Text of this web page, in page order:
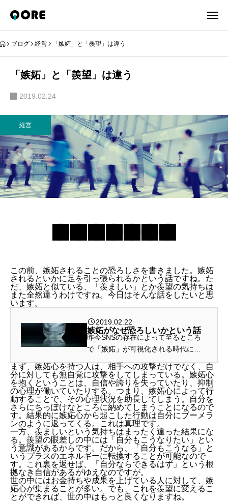
ブログ 経営 「嫉妬」と「羨望」は違う
「嫉妬」と「羨望」は違う
2019.02.24
経営
この前、嫉妬されることの恐ろしさを書きました。嫉妬
されるといかに足を引っ張られるかという話ですね。た
だ、嫉妬と似ている、「羨ましい」とか羨望の気持ちは
また全然違うわけですね。今日はそんな話をしたいと思
います。
2019.02.22
嫉妬がなぜ恐ろしいかという話
昨今SNSの存在によって至るところ
で「嫉妬」が可視化される時代にな
ったと私は思っているわけですが、
嫉妬によって没落していく人も多く
目にするわけです。というわけで、
現代の嫉妬の構造や嫉妬されること
の恐ろ...
まず、嫉妬心を持つ人は、相手への攻撃だけでなく、自
分に対しても無自覚に攻撃をしてしまっている。嫉妬心
を抱くということは、自信や誇りを失っていたり、抑制
の心理が働いていたりする。つまり、嫉妬心によって行
動することで、その心理状況を助長してしまう。自分を
さらにちっぽけなところに納めてしまうことになるので
す。結果的に嫉妬心から起こした行動は自分にブーメラ
ンのように返ってくる。これは真理です。
一方、羨ましいという気持ちはまったく違った結果にな
る。羨望の眼差しの中には「自分もこうなりたい」とい
う意識があるからです。だから、「自分もこうなる」と
いうプラスのエネルギーに転換することが可能なので
す。これ裏を返せば、「自分ならできるはず」という根
拠なき自信があるがゆえなのですが。
世の中にはお金持ちや成果を上げている人に対して、嫉
妬心が集まることが多い。でも、これを羨望に変えるこ
とができれば、世の中はもっと良くなりますね。